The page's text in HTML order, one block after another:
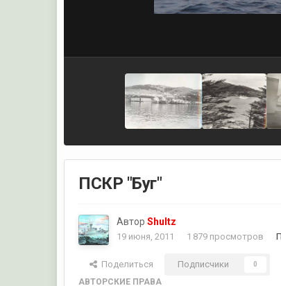
ПСКР "Буг"
АвторShultz
19 июня, 2011 1 879 просмотров
Поделиться Подписчики 0
АВТОРСКИЕ ПРАВА